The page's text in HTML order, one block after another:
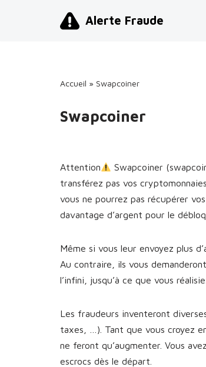
Alerte Fraude
Accueil » Swapcoiner
Swapcoiner
Attention
Swapcoiner
transférez pas vos
vous ne pourrez pas récupérer
davantage d’argent pour le
Même si vous leur envoyez plus
Au contraire, ils vous
l’infini, jusqu’à ce que vous
Les fraudeurs inventeront
taxes, …). Tant que vous croyez
ne feront qu’augmenter. Vous
escrocs dès le départ.